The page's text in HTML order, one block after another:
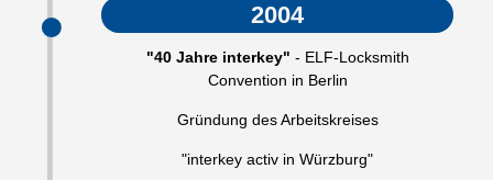
2004
"40 Jahre interkey" - ELF-Locksmith
Convention in Berlin
Gründung des Arbeitskreises
"interkey activ in Würzburg"